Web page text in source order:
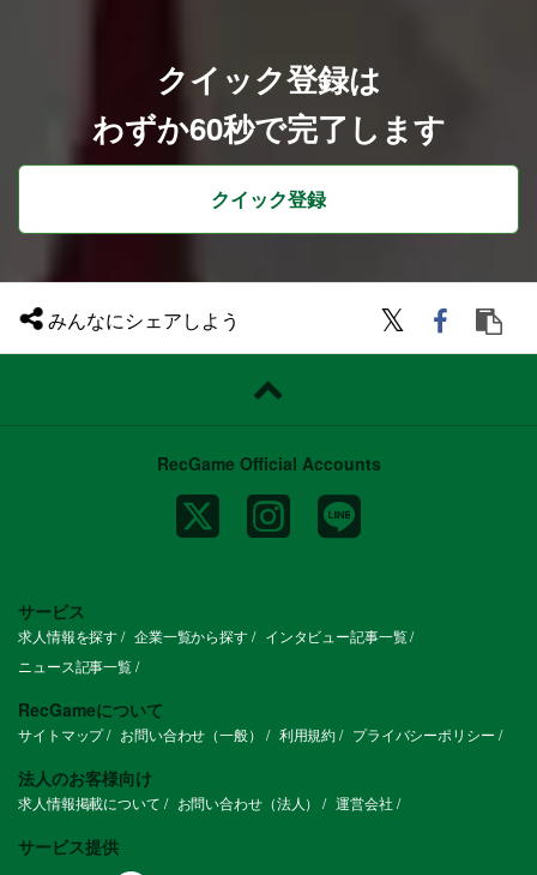
クイック登録は
わずか60秒で完了します
クイック登録
みんなにシェアしよう
RecGame Official Accounts
サービス
求人情報を探す 企業一覧から探す
インタビュー記事一覧
ニュース記事一覧
RecGameについて
サイトマップ お問い合わせ（一般） 利用規約 プライバシーポリシー
法人のお客様向け
求人情報掲載について お問い合わせ（法人） 運営会社
サービス提供